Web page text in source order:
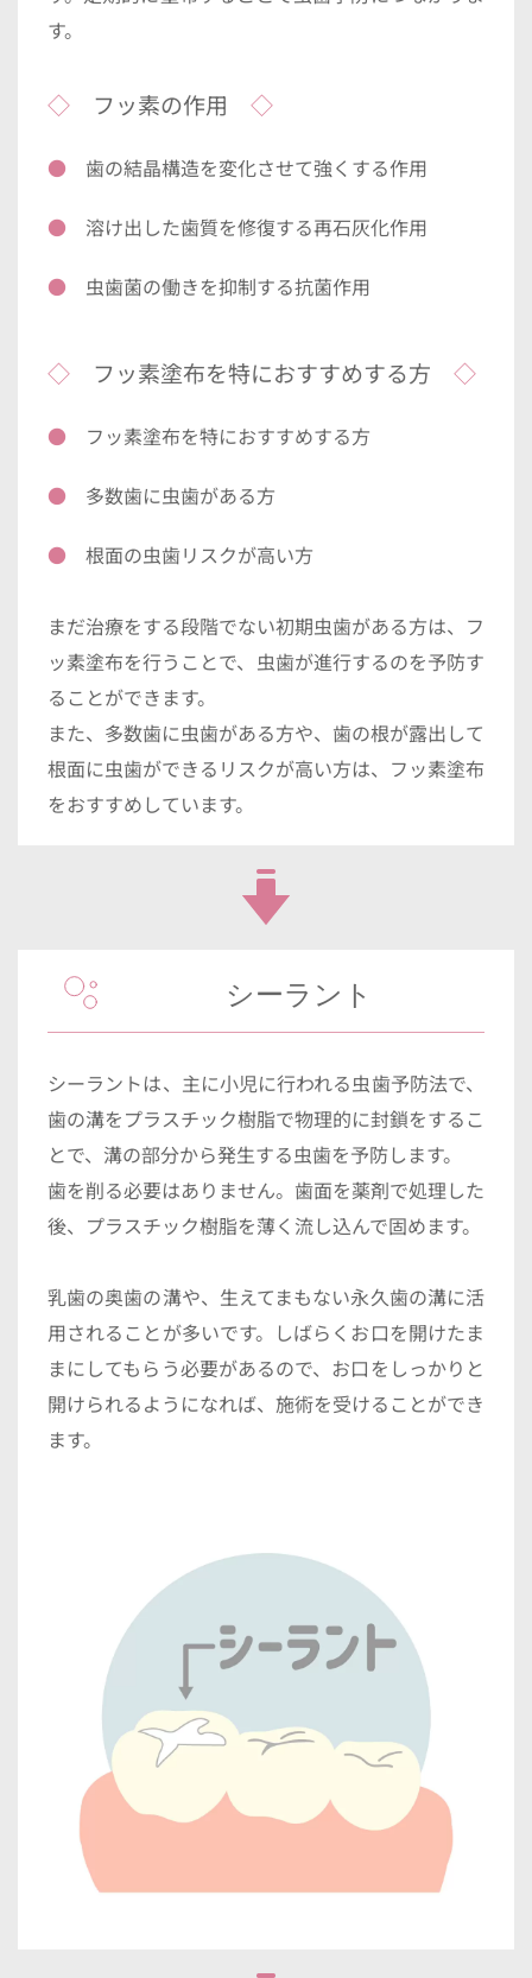
す。
◇ フッ素の作用 ◇
● 歯の結晶構造を変化させて強くする作用
● 溶け出した歯質を修復する再石灰化作用
● 虫歯菌の働きを抑制する抗菌作用
◇ フッ素塗布を特におすすめする方 ◇
● フッ素塗布を特におすすめする方
● 多数歯に虫歯がある方
● 根面の虫歯リスクが高い方
まだ治療をする段階でない初期虫歯がある方は、フ
ッ素塗布を行うことで、虫歯が進行するのを予防す
ることができます。
また、多数歯に虫歯がある方や、歯の根が露出して
根面に虫歯ができるリスクが高い方は、フッ素塗布
をおすすめしています。
シーラント
シーラントは、主に小児に行われる虫歯予防法で、
歯の溝をプラスチック樹脂で物理的に封鎖をするこ
とで、溝の部分から発生する虫歯を予防します。
歯を削る必要はありません。歯面を薬剤で処理した
後、プラスチック樹脂を薄く流し込んで固めます。
乳歯の奥歯の溝や、生えてまもない永久歯の溝に活
用されることが多いです。しばらくお口を開けたま
まにしてもらう必要があるので、お口をしっかりと
開けられるようになれば、施術を受けることができ
ます。